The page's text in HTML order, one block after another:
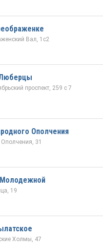
Вал, 1с2
проспект, 259 с 7
Ополчения
31
Молодежной
19
Холмы, 47